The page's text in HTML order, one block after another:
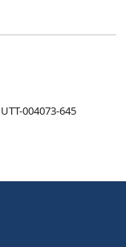
004073-645